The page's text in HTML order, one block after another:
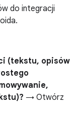
do integracji
(tekstu, opisów
→ Otwórz